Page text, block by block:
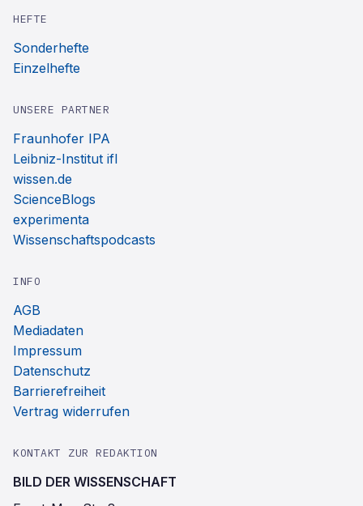
HEFTE
Sonderhefte
Einzelhefte
UNSERE PARTNER
Fraunhofer IPA
Leibniz-Institut ifl
wissen.de
ScienceBlogs
experimenta
Wissenschaftspodcasts
INFO
AGB
Mediadaten
Impressum
Datenschutz
Barrierefreiheit
Vertrag widerrufen
KONTAKT ZUR REDAKTION
BILD DER WISSENSCHAFT